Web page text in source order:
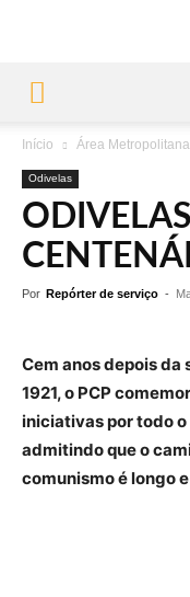
Início Área
Odivelas
Por Repórter de serviço -
Cem anos depois da
1921, o PCP
iniciativas por todo
admitindo que o
comunismo é longo